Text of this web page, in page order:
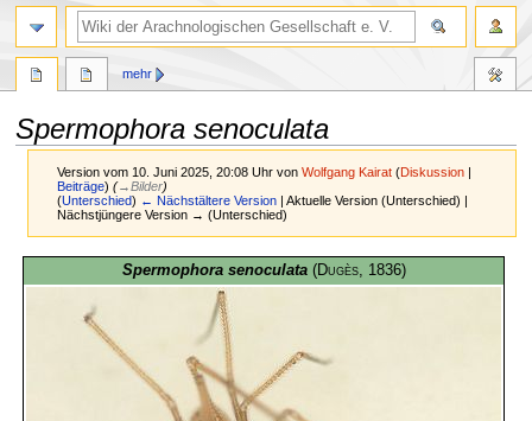
Spermophora senoculata
Version vom 10. Juni 2025, 20:08 Uhr vonWolfgang Kairat (Diskussion |
Beiträge) (→Bilder)
(Unterschied) ← Nächstältere Version | Aktuelle Version (Unterschied) |
Nächstjüngere Version → (Unterschied)
Navigation
Suche
Spermophora senoculata (Dugès, 1836)
mehr